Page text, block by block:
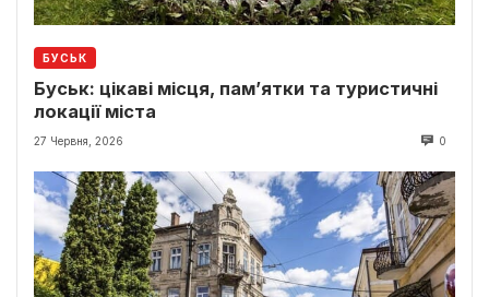
БУСЬК
Буськ: цікаві місця, пам’ятки та туристичні
локації міста
27 Червня, 2026 0